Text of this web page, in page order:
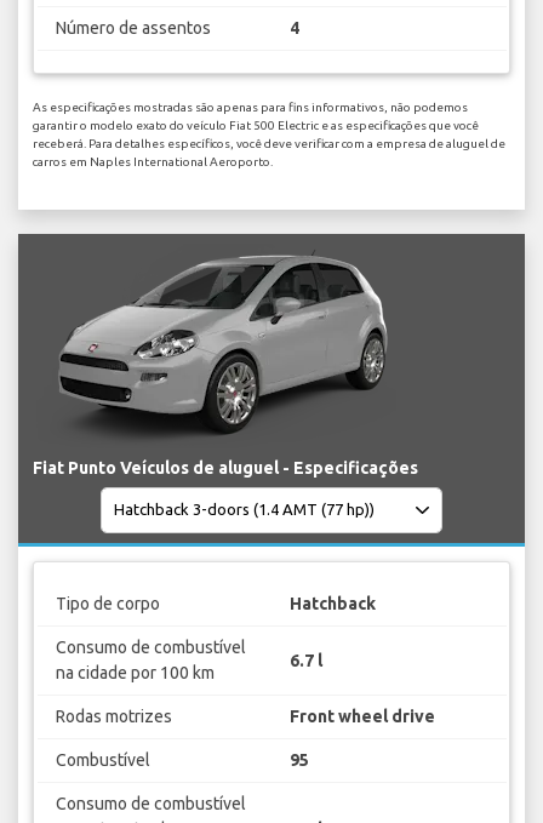
Número de assentos 4
As especificações mostradas são apenas para fins informativos, não podemos
garantir o modelo exato do veículo Fiat 500 Electric e as especificações que você
receberá. Para detalhes específicos, você deve verificar com a empresa de aluguel de
carros em Naples International Aeroporto.
Fiat Punto Veículos de aluguel - Especificações
Tipo de corpo Hatchback
Consumo de combustível
na cidade por 100 km
6.7 l
Rodas motrizes Front wheel drive
Combustível 95
Consumo de combustível